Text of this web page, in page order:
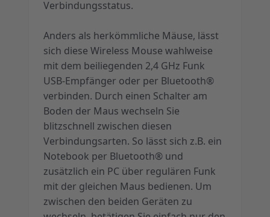
Verbindungsstatus.
Anders als herkömmliche Mäuse, lässt
sich diese Wireless Mouse wahlweise
mit dem beiliegenden 2,4 GHz Funk
USB-Empfänger oder per Bluetooth®
verbinden. Durch einen Schalter am
Boden der Maus wechseln Sie
blitzschnell zwischen diesen
Verbindungsarten. So lässt sich z.B. ein
Notebook per Bluetooth® und
zusätzlich ein PC über regulären Funk
mit der gleichen Maus bedienen. Um
zwischen den beiden Geräten zu